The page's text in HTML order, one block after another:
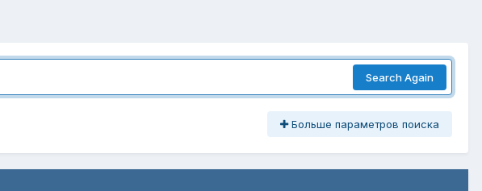
Search Again
Больше параметров поиска